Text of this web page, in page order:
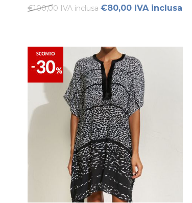
€100,00 IVA inclusa €80,00 IVA inclusa